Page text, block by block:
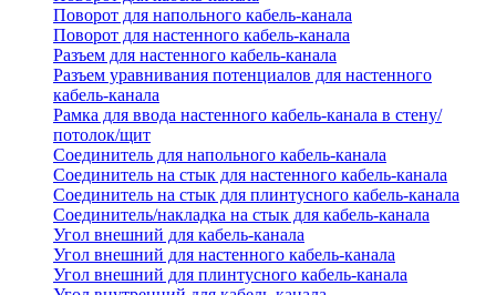
Поворот для напольного кабель-канала
Поворот для настенного кабель-канала
Разъем для настенного кабель-канала
Разъем уравнивания потенциалов для настенного
кабель-канала
Рамка для ввода настенного кабель-канала в стену/
потолок/щит
Соединитель для напольного кабель-канала
Соединитель на стык для настенного кабель-канала
Соединитель на стык для плинтусного кабель-канала
Соединитель/накладка на стык для кабель-канала
Угол внешний для кабель-канала
Угол внешний для настенного кабель-канала
Угол внешний для плинтусного кабель-канала